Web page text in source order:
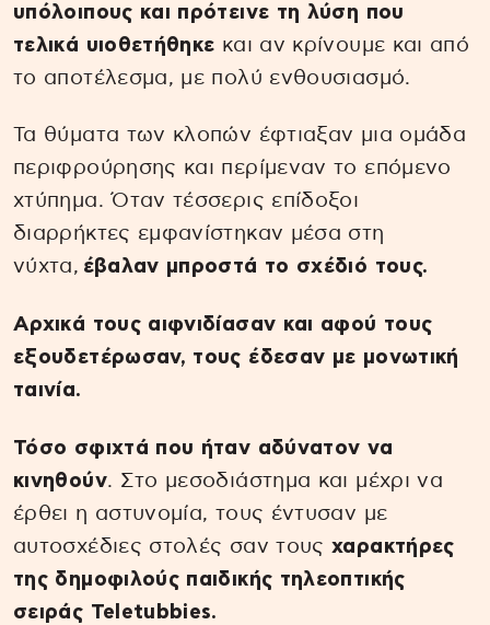
υπόλοιπους και πρότεινε τη λύση που
τελικά υιοθετήθηκε και αν κρίνουμε και από
το αποτέλεσμα, με πολύ ενθουσιασμό.
Τα θύματα των κλοπών έφτιαξαν μια ομάδα
περιφρούρησης και περίμεναν το επόμενο
χτύπημα. Όταν τέσσερις επίδοξοι
διαρρήκτες εμφανίστηκαν μέσα στη
νύχτα, έβαλαν μπροστά το σχέδιό τους.
Αρχικά τους αιφνιδίασαν και αφού τους
εξουδετέρωσαν, τους έδεσαν με μονωτική
ταινία.
Τόσο σφιχτά που ήταν αδύνατον να
κινηθούν. Στο μεσοδιάστημα και μέχρι να
έρθει η αστυνομία, τους έντυσαν με
αυτοσχέδιες στολές σαν τους χαρακτήρες
της δημοφιλούς παιδικής τηλεοπτικής
σειράς Teletubbies.